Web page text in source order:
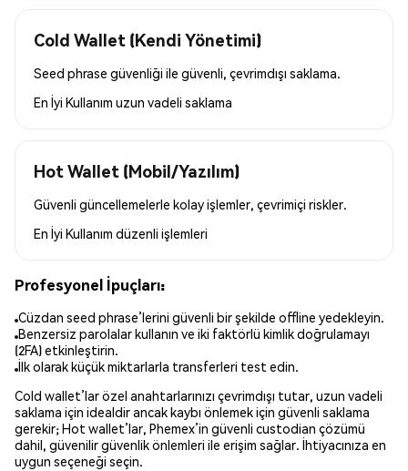
Cold Wallet (Kendi Yönetimi)
Seed phrase güvenliği ile güvenli, çevrimdışı saklama.
En İyi Kullanım uzun vadeli saklama
Hot Wallet (Mobil/Yazılım)
Güvenli güncellemelerle kolay işlemler, çevrimiçi riskler.
En İyi Kullanım düzenli işlemleri
Profesyonel İpuçları:
Cüzdan seed phrase’lerini güvenli bir şekilde offline yedekleyin.
Benzersiz parolalar kullanın ve iki faktörlü kimlik doğrulamayı
(2FA) etkinleştirin.
İlk olarak küçük miktarlarla transferleri test edin.
Cold wallet’lar özel anahtarlarınızı çevrimdışı tutar, uzun vadeli
saklama için idealdir ancak kaybı önlemek için güvenli saklama
gerekir; Hot wallet’lar, Phemex’in güvenli custodian çözümü
dahil, güvenilir güvenlik önlemleri ile erişim sağlar. İhtiyacınıza en
uygun seçeneği seçin.